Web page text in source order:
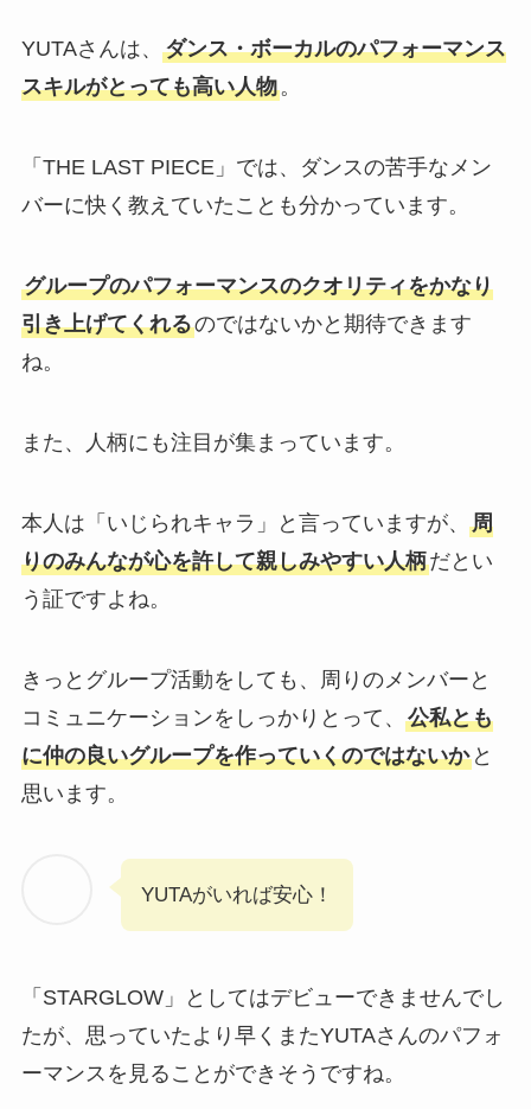
YUTAさんは、 ダンス・ボーカルのパフォーマンス
スキルがとっても高い人物。
「THE LAST PIECE」では、ダンスの苦手なメン
バーに快く教えていたことも分かっています。
グループのパフォーマンスのクオリティをかなり
引き上げてくれるのではないかと期待できます
ね。
また、人柄にも注目が集まっています。
本人は「いじられキャラ」と言っていますが、 周
りのみんなが心を許して親しみやすい人柄だとい
う証ですよね。
きっとグループ活動をしても、周りのメンバーと
コミュニケーションをしっかりとって、 公私とも
に仲の良いグループを作っていくのではないかと
思います。
YUTAがいれば安心！
「STARGLOW」としてはデビューできませんでし
たが、思っていたより早くまたYUTAさんのパフォ
ーマンスを見ることができそうですね。